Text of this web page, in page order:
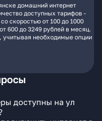
домашний интернет
доступных тарифов -
скоростью от 100 до 1000
600 до 3249 рублей в месяц.
учитывая необходимые опции
доступны на ул